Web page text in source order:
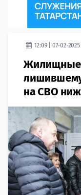
12:09 | 07-02-2025
Жилищные
на СВО